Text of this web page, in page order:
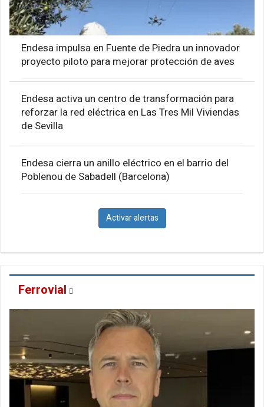
Endesa impulsa en Fuente de Piedra un innovador
proyecto piloto para mejorar protección de aves
Endesa activa un centro de transformación para
reforzar la red eléctrica en Las Tres Mil Viviendas
de Sevilla
Endesa cierra un anillo eléctrico en el barrio del
Poblenou de Sabadell (Barcelona)
Activar alertas
Ferrovial